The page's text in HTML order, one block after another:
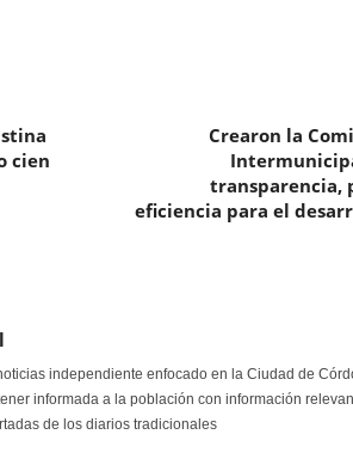
cien
Crearon la
transparencia,
eficiencia para el
independiente enfocado en la Ciudad de
informada a la población con información
de los diarios tradicionales